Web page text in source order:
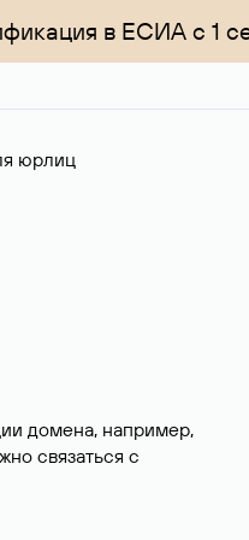
в ЕСИА с 1
юрлиц
домена, например,
связаться с